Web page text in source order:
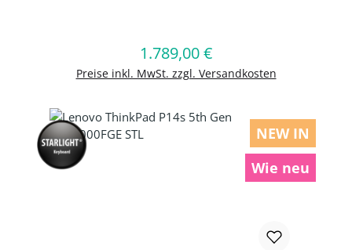
Regulärer Preis:
1.789,00 €
Preise inkl. MwSt. zzgl. Versandkosten
In den Warenkorb
NEW IN
Wie neu